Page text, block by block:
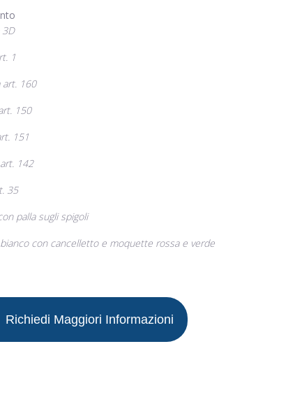
3D
1
art. 160
150
151
142
35
palla sugli spigoli
con cancelletto e moquette rossa e verde
Richiedi Maggiori Informazioni